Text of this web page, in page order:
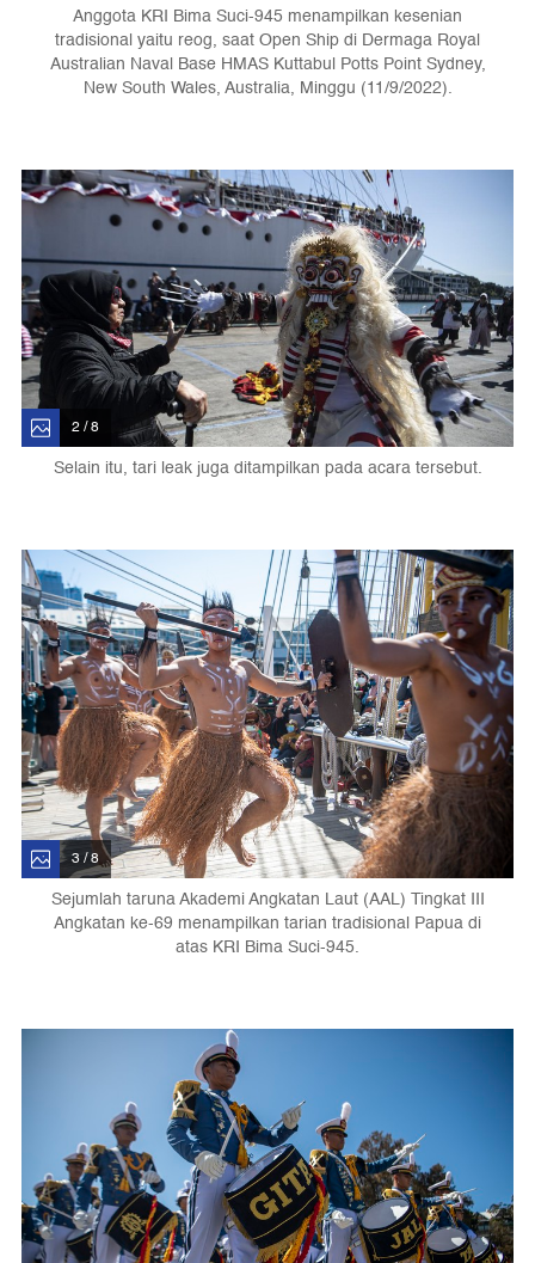
Anggota KRI Bima Suci-945 menampilkan kesenian
tradisional yaitu reog, saat Open Ship di Dermaga Royal
Australian Naval Base HMAS Kuttabul Potts Point Sydney,
New South Wales, Australia, Minggu (11/9/2022).
2 / 8
Selain itu, tari leak juga ditampilkan pada acara tersebut.
3 / 8
Sejumlah taruna Akademi Angkatan Laut (AAL) Tingkat III
Angkatan ke-69 menampilkan tarian tradisional Papua di
atas KRI Bima Suci-945.